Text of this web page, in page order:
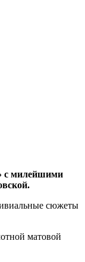
с милейшими
сюжеты
матовой